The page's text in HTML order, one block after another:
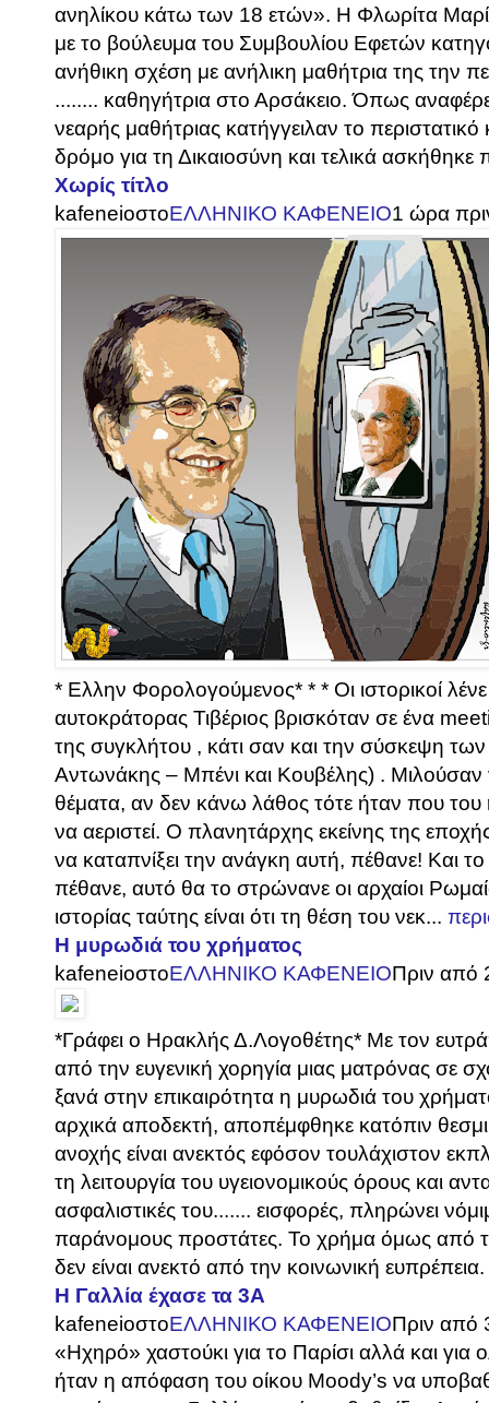
ανηλίκου κάτω των 18 ετών». Η Φλωρίτα
με το βούλευμα του Συμβουλίου Εφετών
ανήθικη σχέση με ανήλικη μαθήτρια της την
........ καθηγήτρια στο Αρσάκειο. Όπως
νεαρής μαθήτριας κατήγγειλαν το
δρόμο για τη Δικαιοσύνη και τελικά ασκήθηκε
Χωρίς τίτλο
kafeneioστοΕΛΛΗΝΙΚΟ ΚΑΦΕΝΕΙΟ1 ώρα
* Ελλην Φορολογούμενος* * * Οι ιστορικοί
αυτοκράτορας Τιβέριος βρισκόταν σε ένα
της συγκλήτου , κάτι σαν και την σύσκεψη
Αντωνάκης – Μπένι και Κουβέλης) .
θέματα, αν δεν κάνω λάθος τότε ήταν που
να αεριστεί. Ο πλανητάρχης εκείνης της
να καταπνίξει την ανάγκη αυτή, πέθανε! Και το
πέθανε, αυτό θα το στρώνανε οι αρχαίοι
ιστορίας ταύτης είναι ότι τη θέση του νεκ...
Η μυρωδιά του χρήματος
kafeneioστοΕΛΛΗΝΙΚΟ ΚΑΦΕΝΕΙΟΠριν από
*Γράφει ο Ηρακλής Δ.Λογοθέτης* Με τον
από την ευγενική χορηγία μιας ματρόνας σε
ξανά στην επικαιρότητα η μυρωδιά του
αρχικά αποδεκτή, αποπέμφθηκε κατόπιν
ανοχής είναι ανεκτός εφόσον τουλάχιστον
τη λειτουργία του υγειονομικούς όρους και
ασφαλιστικές του....... εισφορές, πληρώνει
παράνομους προστάτες. Το χρήμα όμως από
δεν είναι ανεκτό από την κοινωνική ευπρέπεια.
Η Γαλλία έχασε τα 3Α
kafeneioστοΕΛΛΗΝΙΚΟ ΚΑΦΕΝΕΙΟΠριν από
«Ηχηρό» χαστούκι για το Παρίσι αλλά και
ήταν η απόφαση του οίκου Moody’s να